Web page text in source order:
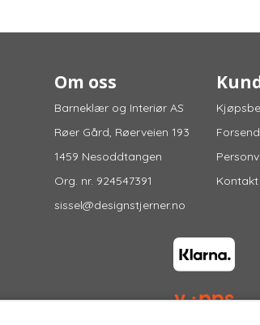
Om oss
Barneklær og Interiør AS
Røer Gård, Røerveien 193
1459 Nesoddtangen
Org. nr. 924547391
sissel@designstjerner.no